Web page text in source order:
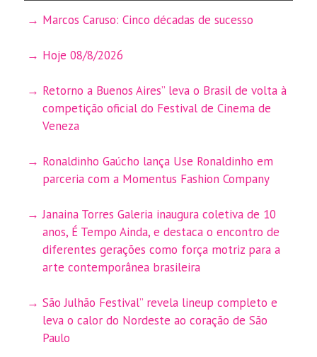
Marcos Caruso: Cinco décadas de sucesso
Hoje 08/8/2026
Retorno a Buenos Aires” leva o Brasil de volta à
competição oficial do Festival de Cinema de
Veneza
Ronaldinho Gaúcho lança Use Ronaldinho em
parceria com a Momentus Fashion Company
Janaina Torres Galeria inaugura coletiva de 10
anos, É Tempo Ainda, e destaca o encontro de
diferentes gerações como força motriz para a
arte contemporânea brasileira
São Julhão Festival” revela lineup completo e
leva o calor do Nordeste ao coração de São
Paulo